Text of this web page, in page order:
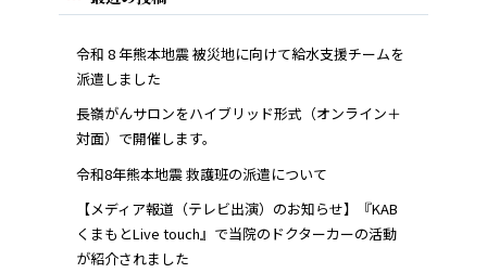
令和 8 年熊本地震 被災地に向けて給水支援チームを
派遣しました
長嶺がんサロンをハイブリッド形式（オンライン＋
対面）で開催します。
令和8年熊本地震 救護班の派遣について
【メディア報道（テレビ出演）のお知らせ】『KAB
くまもとLive touch』で当院のドクターカーの活動
が紹介されました